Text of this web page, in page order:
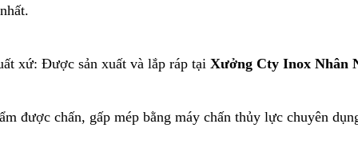
xứ: Được sản xuất và lắp ráp tại Xưởng Cty Inox Nhân
được chấn, gấp mép bằng máy chấn thủy lực chuyên